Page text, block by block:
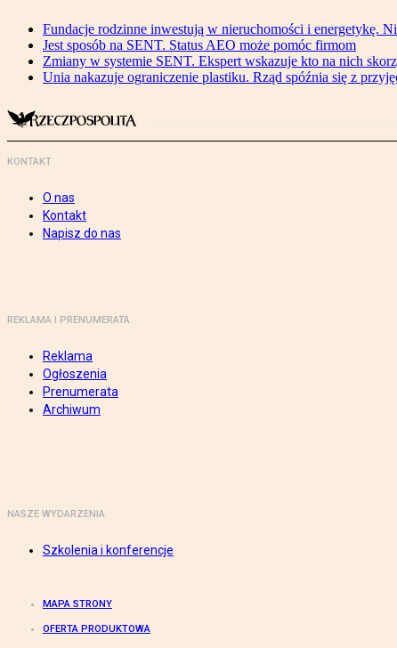
Fundacje rodzinne inwestują w nieruchomości i energetykę.
Jest sposób na SENT. Status AEO może pomóc firmom
Zmiany w systemie SENT. Ekspert wskazuje kto na nich
Unia nakazuje ograniczenie plastiku. Rząd spóźnia się z
KONTAKT
O nas
Kontakt
Napisz do nas
REKLAMA I PRENUMERATA
Reklama
Ogłoszenia
Prenumerata
Archiwum
NASZE WYDARZENIA
Szkolenia i konferencje
MAPA STRONY
OFERTA PRODUKTOWA